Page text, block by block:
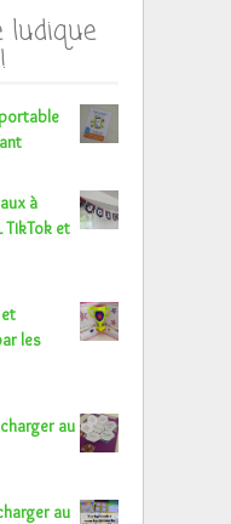
ludique
à
TikTok et
les
au
au